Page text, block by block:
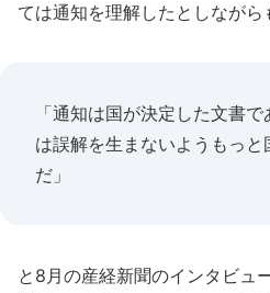
ては通知を理解したとしながら
「通知は国が決定した文書
は誤解を生まないようもっと
だ」
と8月の産経新聞のインタビュ